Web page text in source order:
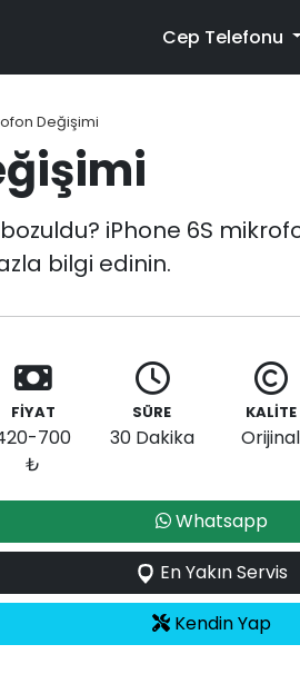
Cep Telefonu
Değişimi
iPhone 6S
bilgi edinin.
FİYAT
700
₺
SÜRE
30 Dakika
KALİTE
Orijinal
Whatsapp
En Yakın Servis
Kendin Yap